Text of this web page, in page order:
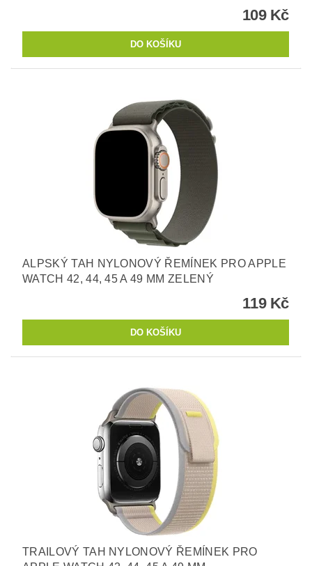
109 Kč
ALPSKÝ TAH NYLONOVÝ ŘEMÍNEK PRO APPLE
WATCH 42, 44, 45 A 49 MM ZELENÝ
119 Kč
TRAILOVÝ TAH NYLONOVÝ ŘEMÍNEK PRO